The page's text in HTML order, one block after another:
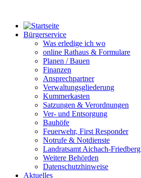
Bürgerservice
Was erledige ich wo
online Rathaus & Formulare
Planen / Bauen
Finanzen
Ansprechpartner
Verwaltungsgliederung
Kummerkasten
Satzungen & Verordnungen
Ver- und Entsorgung
Bauhöfe
Feuerwehr, First Responder
Notrufe & Notdienste
Landratsamt Aichach-Friedberg
Weitere Behörden
Datenschutzhinweise
Aktuelles